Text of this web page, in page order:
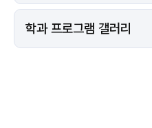
학과 프로그램 갤러리